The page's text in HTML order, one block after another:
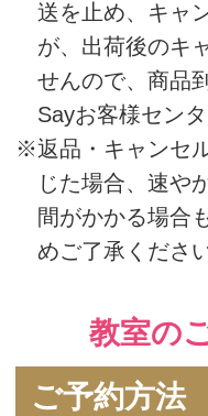
企業情報 ご利用ガイド ご利用規約
個人情報保護方針